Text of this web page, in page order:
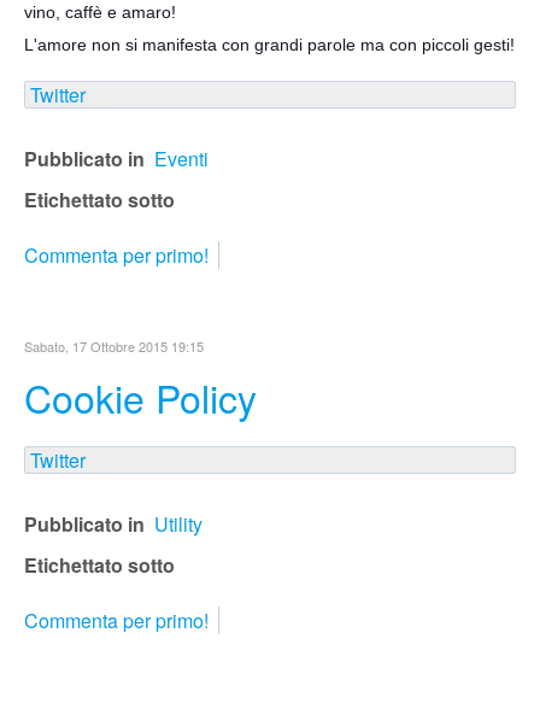
vino, caffè e amaro!
L'amore non si manifesta con grandi parole ma con piccoli gesti!
Twitter
Pubblicato in Eventi
Etichettato sotto
Commenta per primo!
Sabato, 17 Ottobre 2015 19:15
Cookie Policy
Twitter
Pubblicato in Utility
Etichettato sotto
Commenta per primo!